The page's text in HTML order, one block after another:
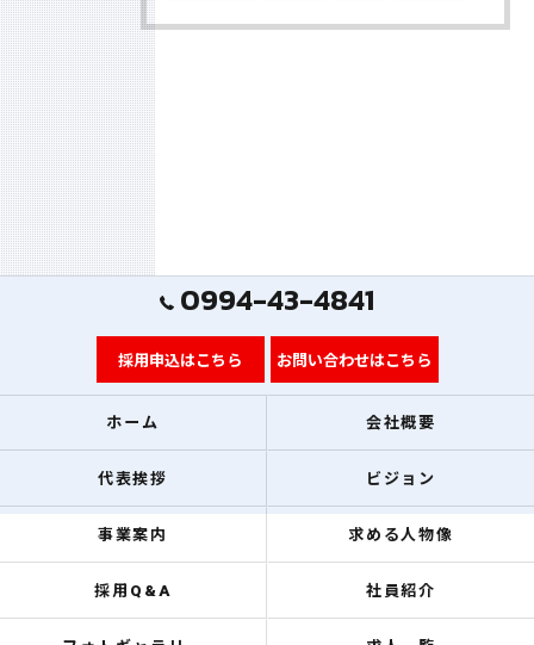
0994-43-4841
採用申込はこちら お問い合わせはこちら
ホーム 会社概要
代表挨拶 ビジョン
事業案内 求める人物像
採用Q&A 社員紹介